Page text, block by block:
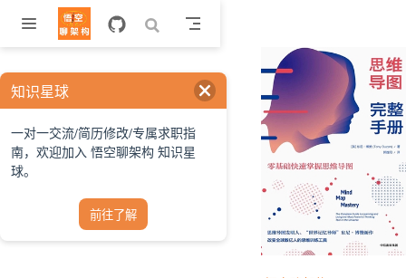
跳至主要內容
知识星球
一对一交流/简历修改/专属求职指
南，欢迎加入 悟空聊架构 知识星
球。
前往了解